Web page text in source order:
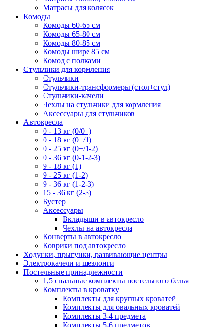
Матрасы для колясок
Комоды
Комоды 60-65 см
Комоды 65-80 см
Комоды 80-85 см
Комоды шире 85 см
Комод с полками
Стульчики для кормления
Стульчики
Стульчики-трансформеры (стол+стул)
Стульчики-качели
Чехлы на стульчики для кормления
Аксессуары для стульчиков
Автокресла
0 - 13 кг (0/0+)
0 - 18 кг (0+/1)
0 - 25 кг (0+/1-2)
0 - 36 кг (0-1-2-3)
9 - 18 кг (1)
9 - 25 кг (1-2)
9 - 36 кг (1-2-3)
15 - 36 кг (2-3)
Бустер
Аксессуары
Вкладыши в автокресло
Чехлы на автокресла
Конверты в автокресло
Коврики под автокресло
Ходунки, прыгунки, развивающие центры
Электрокачели и шезлонги
Постельные принадлежности
1,5 спальные комплекты постельного белья
Комплекты в кроватку
Комплекты для круглых кроватей
Комплекты для овальных кроватей
Комплекты 3-4 предмета
Комплекты 5-6 предметов